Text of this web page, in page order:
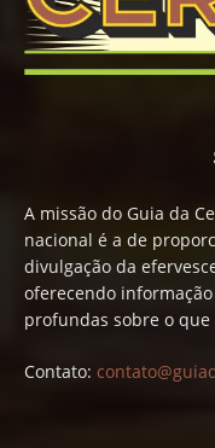
A missão do Guia da
nacional é a de
divulgação da
oferecendo
profundas sobre o que
Contato: